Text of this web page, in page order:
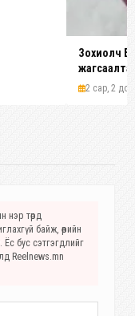
Зохиолч
2 сар, 2
нэр төрд
байж, өөрийн
бус сэтгэгдлийг
Reelnews.mn